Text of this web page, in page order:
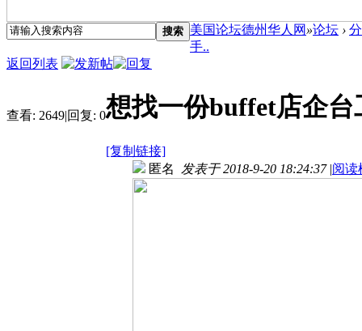
搜索 美国论坛德州华人网 »论坛 ›
手..
返回列表
查看: 2649|回复: 0想找一份buffet店企台
[复制链接]
匿名 发表于 2018-9-20 18:24:37 |阅读